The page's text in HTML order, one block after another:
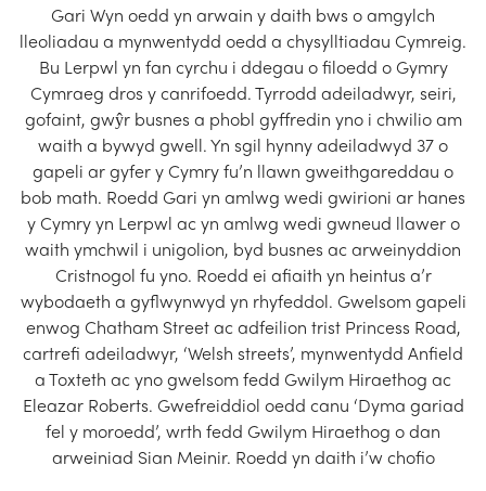
Gari Wyn oedd yn arwain y daith bws o amgylch
lleoliadau a mynwentydd oedd a chysylltiadau Cymreig.
Bu Lerpwl yn fan cyrchu i ddegau o filoedd o Gymry
Cymraeg dros y canrifoedd. Tyrrodd adeiladwyr, seiri,
gofaint, gwŷr busnes a phobl gyffredin yno i chwilio am
waith a bywyd gwell. Yn sgil hynny adeiladwyd 37 o
gapeli ar gyfer y Cymry fu’n llawn gweithgareddau o
bob math. Roedd Gari yn amlwg wedi gwirioni ar hanes
y Cymry yn Lerpwl ac yn amlwg wedi gwneud llawer o
waith ymchwil i unigolion, byd busnes ac arweinyddion
Cristnogol fu yno. Roedd ei afiaith yn heintus a’r
wybodaeth a gyflwynwyd yn rhyfeddol. Gwelsom gapeli
enwog Chatham Street ac adfeilion trist Princess Road,
cartrefi adeiladwyr, ‘Welsh streets’, mynwentydd Anfield
a Toxteth ac yno gwelsom fedd Gwilym Hiraethog ac
Eleazar Roberts. Gwefreiddiol oedd canu ‘Dyma gariad
fel y moroedd’, wrth fedd Gwilym Hiraethog o dan
arweiniad Sian Meinir. Roedd yn daith i’w chofio